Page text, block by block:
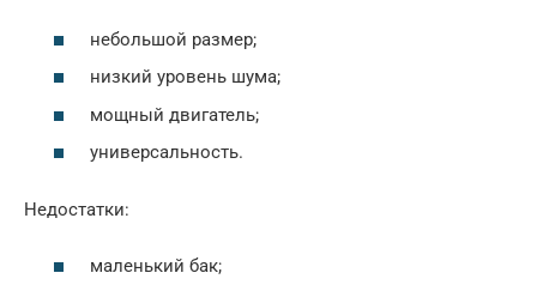
небольшой размер;
низкий уровень шума;
мощный двигатель;
универсальность.
Недостатки:
маленький бак;